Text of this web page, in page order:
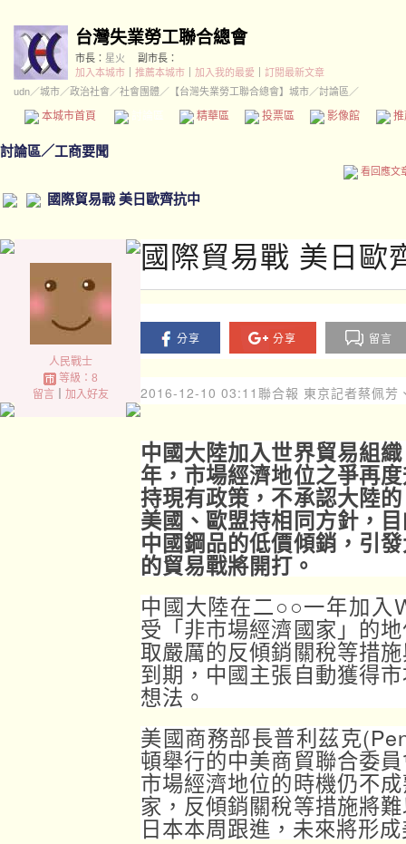
台灣失業勞工聯合總會
市長： 星火
副市長：
加入本城市
推薦本城市 加入我的最愛
訂閱最新文章
udn／城市／政治社會 ／社會團體／ 【台灣失業勞工聯合總會】城市／討論區／
本城市首頁 精華區 投票區 影像館
討論區／工商要聞
看回應文
國際貿易戰 美日歐齊抗中
人民戰士
等級：8
留言｜ 加入好友
國際貿易戰 美日歐
分享 分享 留言
2016-12-10 03:11 聯合報 東京記者蔡佩芳
中國大陸加入世界貿易組
年，市場經濟地位之爭再
持現有政策，不承認大陸
美國、歐盟持相同方針，
中國鋼品的低價傾銷，引
的貿易戰將開打。
中國大陸在二○○一年加入
受「非市場經濟國家」的
取嚴厲的反傾銷關稅等措
到期，中國主張自動獲得
想法。
美國商務部長普利茲克
頓舉行的中美商貿聯合委
市場經濟地位的時機仍不
家，反傾銷關稅等措施將
日本本周跟進，未來將形